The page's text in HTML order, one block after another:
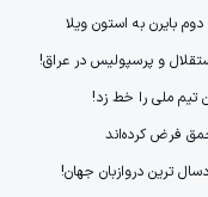
بایرن به استون ویلا
و پرسپولیس در عراق!
تیم ملی را خط زد!
فرض کرده‌اند
ترین دروازبان جهان!